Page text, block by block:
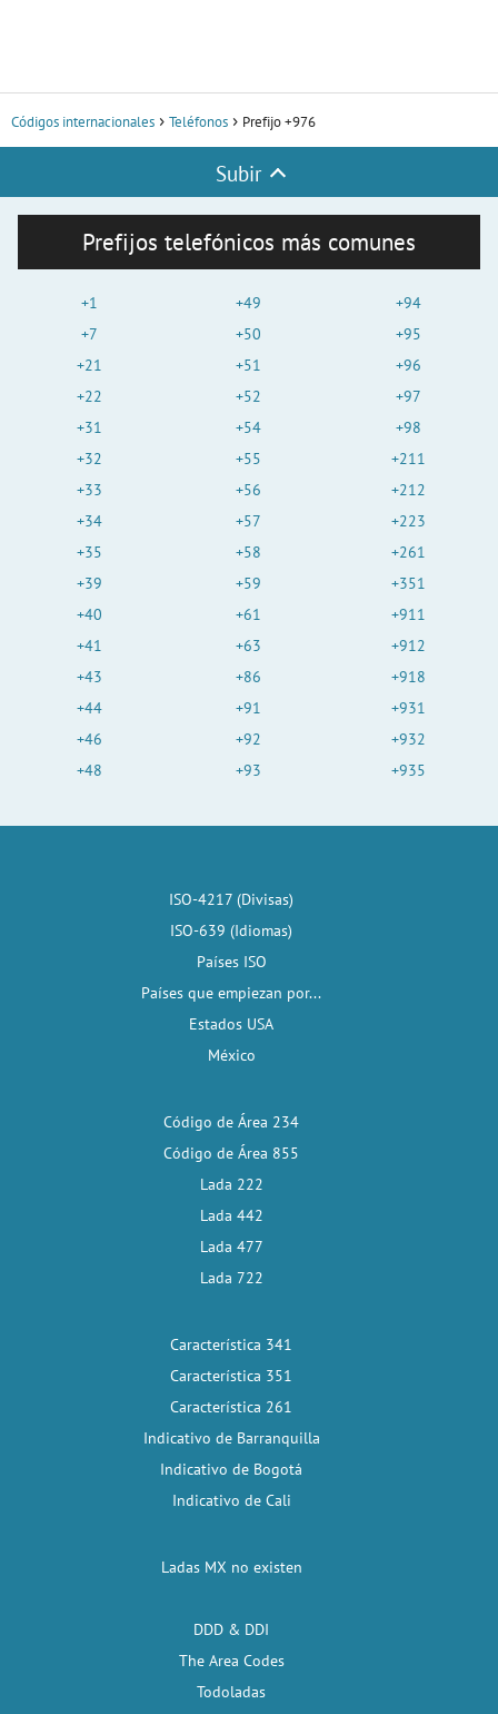
Códigos internacionales Teléfonos Prefijo +976
Subir
Prefijos telefónicos más comunes
+1
+7
+21
+22
+31
+32
+33
+34
+35
+39
+40
+41
+43
+44
+46
+48
+49
+50
+51
+52
+54
+55
+56
+57
+58
+59
+61
+63
+86
+91
+92
+93
+94
+95
+96
+97
+98
+211
+212
+223
+261
+351
+911
+912
+918
+931
+932
+935
ISO-4217 (Divisas)
ISO-639 (Idiomas)
Países ISO
Países que empiezan por...
Estados USA
México
Código de Área 234
Código de Área 855
Lada 222
Lada 442
Lada 477
Lada 722
Característica 341
Característica 351
Característica 261
Indicativo de Barranquilla
Indicativo de Bogotá
Indicativo de Cali
Ladas MX no existen
DDD & DDI
The Area Codes
Todoladas